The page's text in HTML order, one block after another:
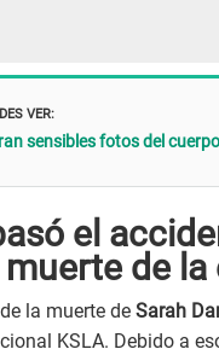
VER:
sensibles fotos del
el
de
la muerte de Sarah
KSLA. Debido a